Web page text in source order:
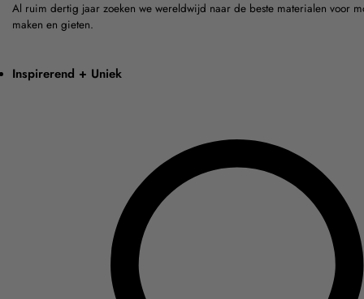
Al ruim dertig jaar zoeken we wereldwijd naar de beste materialen voor
maken en gieten.
Inspirerend + Uniek